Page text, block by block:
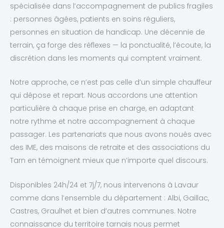
spécialisée dans l’accompagnement de publics fragiles
: personnes âgées, patients en soins réguliers,
personnes en situation de handicap. Une décennie de
terrain, ça forge des réflexes — la ponctualité, l’écoute, la
discrétion dans les moments qui comptent vraiment.
Notre approche, ce n’est pas celle d’un simple chauffeur
qui dépose et repart. Nous accordons une attention
particulière à chaque prise en charge, en adaptant
notre rythme et notre accompagnement à chaque
passager. Les partenariats que nous avons noués avec
des IME, des maisons de retraite et des associations du
Tarn en témoignent mieux que n’importe quel discours.
Disponibles 24h/24 et 7j/7, nous intervenons à Lavaur
comme dans l’ensemble du département : Albi, Gaillac,
Castres, Graulhet et bien d’autres communes. Notre
connaissance du territoire tarnais nous permet